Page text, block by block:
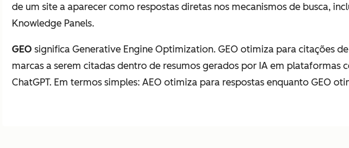
de um site a aparecer como respostas diretas nos mecanismos de busca,
Knowledge Panels.
GEO significa Generative Engine Optimization. GEO otimiza para citações
marcas a serem citadas dentro de resumos gerados por IA em plataformas
ChatGPT. Em termos simples: AEO otimiza para respostas enquanto GEO